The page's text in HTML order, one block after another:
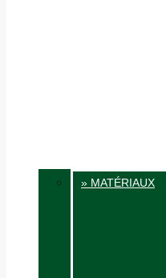
» MATÉRIAUX